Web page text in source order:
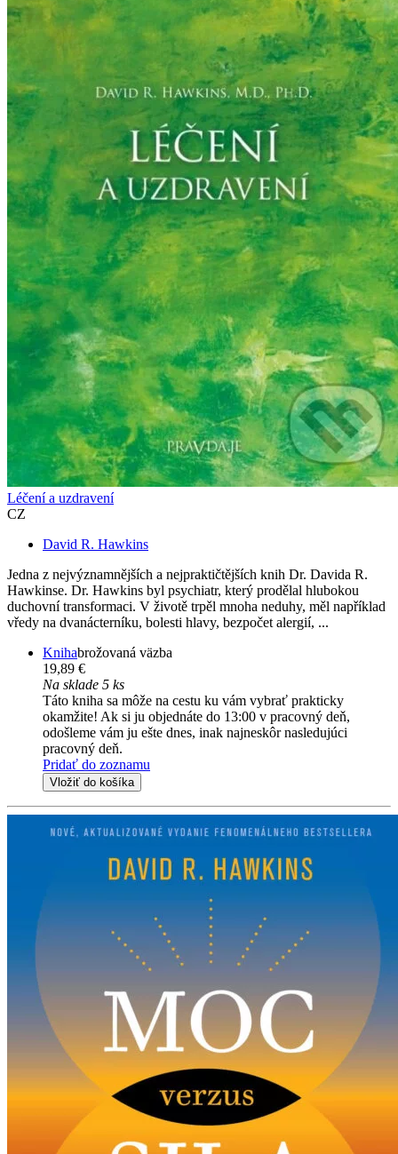
Léčení a uzdravení
CZ
David R. Hawkins
Jedna z nejvýznamnějších a nejpraktičtějších knih Dr. Davida R.
Hawkinse. Dr. Hawkins byl psychiatr, který prodělal hlubokou
duchovní transformaci. V životě trpěl mnoha neduhy, měl například
vředy na dvanácterníku, bolesti hlavy, bezpočet alergií, ...
Knihabrožovaná väzba
19,89 €
Na sklade 5 ks
Táto kniha sa môže na cestu ku vám vybrať prakticky
okamžite! Ak si ju objednáte do 13:00 v pracovný deň,
odošleme vám ju ešte dnes, inak najneskôr nasledujúci
pracovný deň.
Pridať do zoznamu
Vložiť do košíka